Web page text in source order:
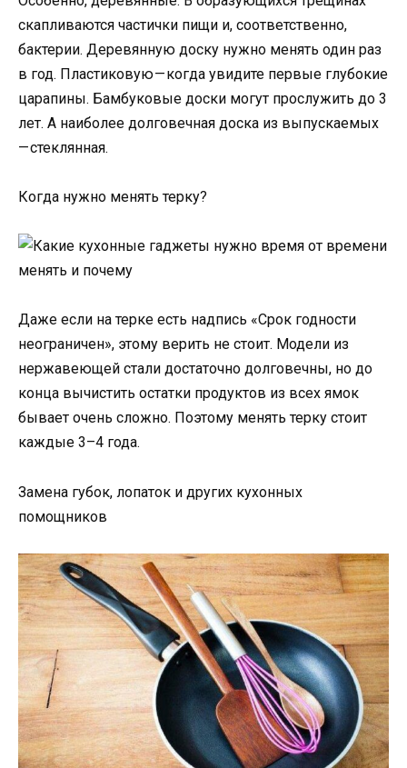
скапливаются частички пищи и, соответственно,
бактерии. Деревянную доску нужно менять один раз
в год. Пластиковую — когда увидите первые глубокие
царапины. Бамбуковые доски могут прослужить до 3
лет. А наиболее долговечная доска из выпускаемых
— стеклянная.
Когда нужно менять терку?
Даже если на терке есть надпись «Срок годности
неограничен», этому верить не стоит. Модели из
нержавеющей стали достаточно долговечны, но до
конца вычистить остатки продуктов из всех ямок
бывает очень сложно. Поэтому менять терку стоит
каждые 3–4 года.
Замена губок, лопаток и других кухонных
помощников